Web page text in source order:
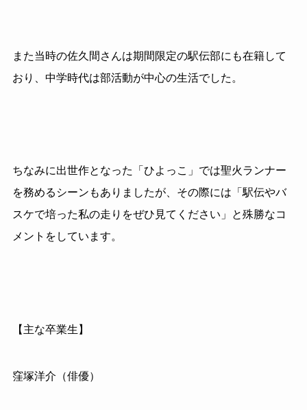
また当時の佐久間さんは期間限定の駅伝部にも在籍して
おり、中学時代は部活動が中心の生活でした。
ちなみに出世作となった「ひよっこ」では聖火ランナー
を務めるシーンもありましたが、その際には「駅伝やバ
スケで培った私の走りをぜひ見てください」と殊勝なコ
メントをしています。
【主な卒業生】
窪塚洋介（俳優）